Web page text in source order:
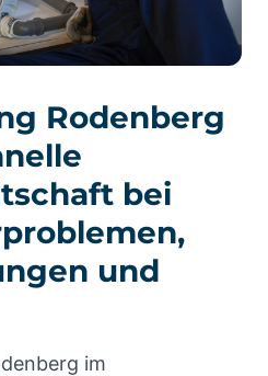
Rodenberg
bei
und
im